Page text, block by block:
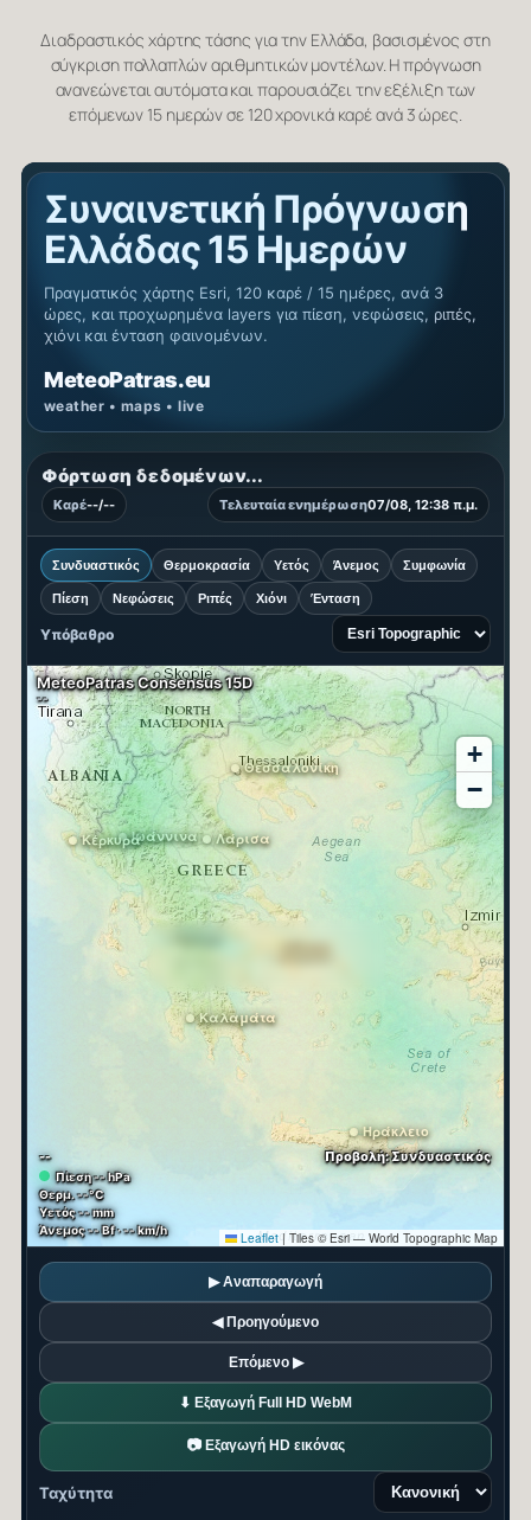
Διαδραστικός χάρτης τάσης για την Ελλάδα, βασισμένος στη
σύγκριση πολλαπλών αριθμητικών μοντέλων. Η πρόγνωση
ανανεώνεται αυτόματα και παρουσιάζει την εξέλιξη των
επόμενων 15 ημερών σε 120 χρονικά καρέ ανά 3 ώρες.